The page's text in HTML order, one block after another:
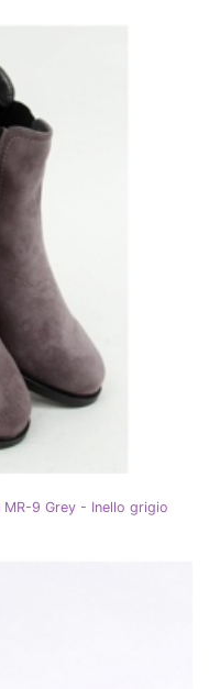
9 Grey - Inello grigio